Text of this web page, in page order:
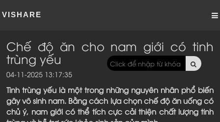
VISHARE
Chế độ ăn cho nam giới có tinh
trùng yếu
04-11-2025 13:17:35
Tinh trùng yếu là một trong những nguyên nhân phổ biến
gây vô sinh nam. Bằng cách lựa chọn chế độ ăn uống có
chủ ý, nam giới có thể tích cực cải thiện chất lượng tinh